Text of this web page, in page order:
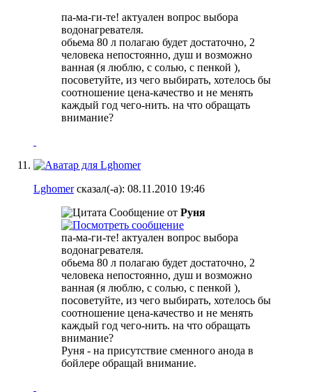
па-ма-ги-те! актуален вопрос выбора
водонагревателя.
обьема 80 л полагаю будет достаточно, 2
человека непостоянно, душ и возможно
ванная (я люблю, с солью, с пенкой ),
посоветуйте, из чего выбирать, хотелось бы
соотношение цена-качество и не менять
каждый год чего-нить. на что обращать
внимание?
Lghomerсказал(-а): 08.11.2010 19:46
Сообщение от Руня
па-ма-ги-те! актуален вопрос выбора
водонагревателя.
обьема 80 л полагаю будет достаточно, 2
человека непостоянно, душ и возможно
ванная (я люблю, с солью, с пенкой ),
посоветуйте, из чего выбирать, хотелось бы
соотношение цена-качество и не менять
каждый год чего-нить. на что обращать
внимание?
Руня - на присутствие сменного анода в
бойлере обращай внимание.